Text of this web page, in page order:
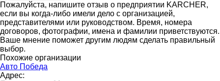
Пожалуйста, напишите отзыв о предприятии KARCHER,
если вы когда-либо имели дело с организацией,
представителями или руководством. Время, номера
договоров, фотографии, имена и фамилии приветствуются.
Ваше мнение поможет другим людям сделать правильный
выбор.
Похожие организации
Авто Победа
Адрес: